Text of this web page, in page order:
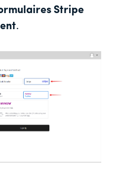
Stripe
.